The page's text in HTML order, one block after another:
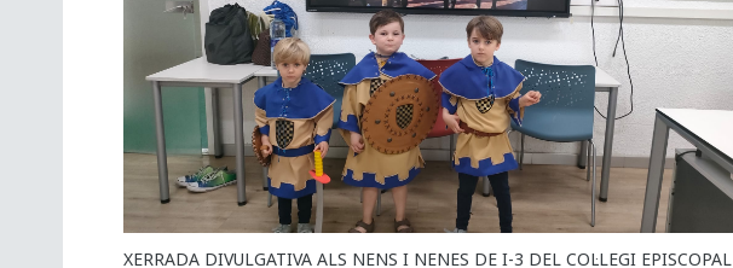
XERRADA DIVULGATIVA ALS NENS I NENES DE I-3 DEL COL·LEGI EPISCOPAL